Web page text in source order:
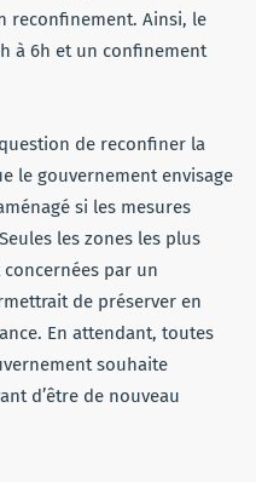
reconfinement. Ainsi, le
à 6h et un confinement
de reconfiner la
le gouvernement envisage
si les mesures
les zones les plus
par un
de préserver en
En attendant, toutes
souhaite
d’être de nouveau